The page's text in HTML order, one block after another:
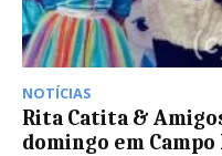
NOTÍCIAS
Rita Catita &
domingo em